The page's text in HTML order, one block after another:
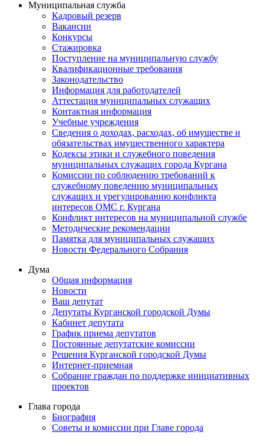
Муниципальная служба
Кадровый резерв
Вакансии
Конкурсы
Стажировка
Поступление на муниципальную службу
Квалификационные требования
Законодательство
Информация для работодателей
Аттестация муниципальных служащих
Контактная информация
Учебные учреждения
Сведения о доходах, расходах, об имуществе и
обязательствах имущественного характера
Кодексы этики и служебного поведения
муниципальных служащих города Кургана
Комиссии по соблюдению требований к
служебному поведению муниципальных
служащих и урегулированию конфликта
интересов ОМС г. Кургана
Конфликт интересов на муниципальной службе
Методические рекомендации
Памятка для муниципальных служащих
Новости Федерального Cобрания
Дума
Общая информация
Новости
Ваш депутат
Депутаты Курганской городской Думы
Кабинет депутата
График приема депутатов
Постоянные депутатские комиссии
Решения Курганской городской Думы
Интернет-приемная
Собрание граждан по поддержке инициативных
проектов
Глава города
Биография
Советы и комиссии при Главе города